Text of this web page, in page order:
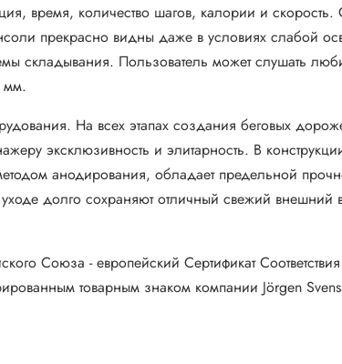
время, количество шагов, калории и
прекрасно видны даже в условиях слабой
складывания. Пользователь может слушать
мм.
На всех этапах создания беговых
эксклюзивность и элитарность. В
анодирования, обладает предельной
долго сохраняют отличный свежий
Союза - европейский Сертификат
товарным знаком компании Jörgen